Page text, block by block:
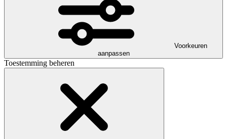
Voorkeuren
aanpassen
Toestemming beheren